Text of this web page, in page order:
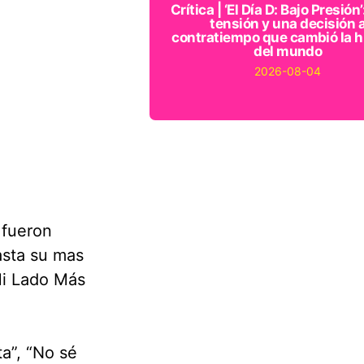
su mas
Lado Más
“No sé
Crítica | ‘El Día D: Bajo
tensión y una decisión
contratiempo que cambió la
del mundo
2026-08-04